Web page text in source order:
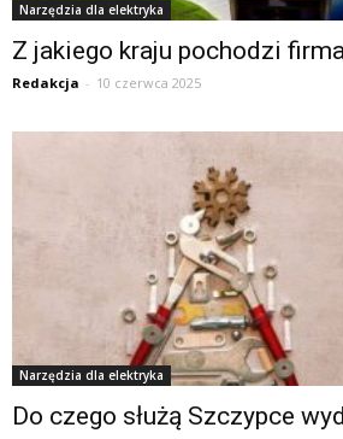
Narzędzia dla elektryka
Z jakiego kraju pochodzi
Redakcja - 10 czerwca 2025
Narzędzia dla elektryka
Do czego służą Szczypce